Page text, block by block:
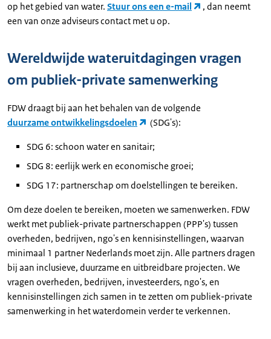
op het gebied van water. Stuur ons een e-mail
, dan neemt
een van onze adviseurs contact met u op.
Wereldwijde wateruitdagingen vragen
om publiek-private samenwerking
FDW draagt bij aan het behalen van de volgende
duurzame ontwikkelingsdoelen
(SDG's):
SDG 6: schoon water en sanitair;
SDG 8: eerlijk werk en economische groei;
SDG 17: partnerschap om doelstellingen te bereiken.
Om deze doelen te bereiken, moeten we samenwerken. FDW
werkt met publiek-private partnerschappen (PPP's) tussen
overheden, bedrijven, ngo's en kennisinstellingen, waarvan
minimaal 1 partner Nederlands moet zijn. Alle partners dragen
bij aan inclusieve, duurzame en uitbreidbare projecten. We
vragen overheden, bedrijven, investeerders, ngo's, en
kennisinstellingen zich samen in te zetten om publiek-private
samenwerking in het waterdomein verder te verkennen.